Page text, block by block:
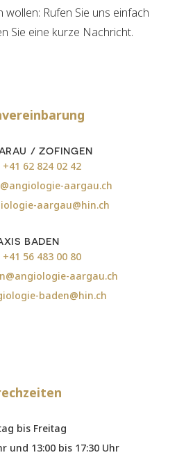
Rufen Sie uns einfach
Sie eine kurze Nachricht.
/ ZOFINGEN
+41 62 824 02 42
aargau.ch
aargau@hin.ch
BADEN
+41 56 483 00 80
aargau.ch
baden@hin.ch
bis Freitag
und 13:00 bis 17:30 Uhr